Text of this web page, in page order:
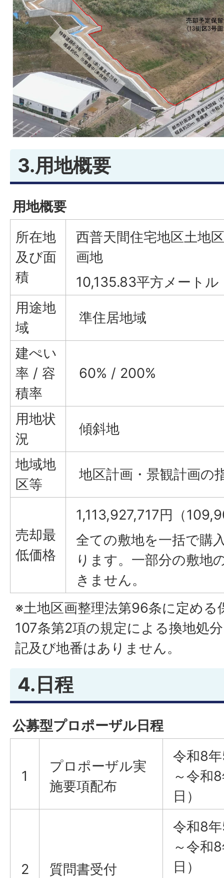
3.用地概要
用地概要
所在地
及び面
積
西普天間住宅地区土地
画地
10,135.83平方メートル
用途地
域
準住居地域
建ぺい
率 / 容
積率
60% / 200%
用地状
況
傾斜地
地域地
区等
地区計画・景観計画の
売却最
低価格
1,113,927,717円（
全ての敷地を一括で購
ります。一部分の敷地
きません。
※土地区画整理法第96条に定める
107条第2項の規定による換地処
記及び地番はありません。
4.日程
公募型プロポーザル日程
1
プロポーザル実
施要項配布
令和8
～令和
日）
2 質問書受付
令和8
～令和
日）